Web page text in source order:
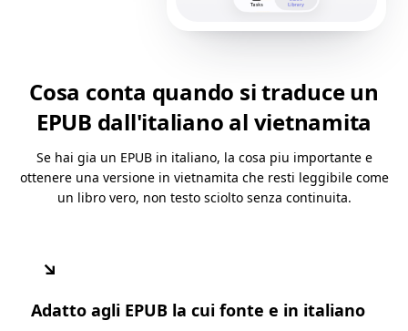
Cosa conta quando si traduce un
EPUB dall'italiano al vietnamita
Se hai gia un EPUB in italiano, la cosa piu importante e
ottenere una versione in vietnamita che resti leggibile come
un libro vero, non testo sciolto senza continuita.
↘
Adatto agli EPUB la cui fonte e in italiano